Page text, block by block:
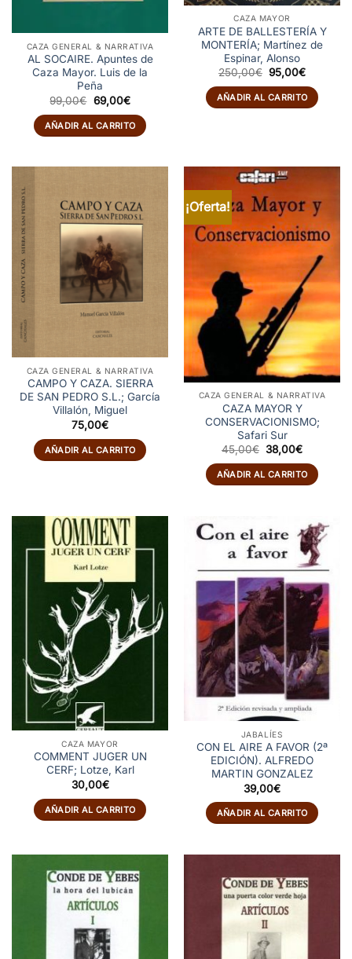
CAZA GENERAL & NARRATIVA
AL SOCAIRE. Apuntes de
Caza Mayor. Luis de la
Peña
99,00€ El
precio
original
era:
99,00€.
69,00€El
actual
es:
69,00€.
AÑADIR AL CARRITO
CAZA MAYOR
ARTE DE BALLESTERÍA Y
MONTERÍA; Martínez de
Espinar, Alonso
250,00€ El
precio
original
era:
250,00€.
95,00€El
actual
es:
95,00€.
AÑADIR AL CARRITO
CAZA GENERAL & NARRATIVA
CAMPO Y CAZA. SIERRA
DE SAN PEDRO S.L.; García
Villalón, Miguel
75,00€
AÑADIR AL CARRITO
¡Oferta!
CAZA GENERAL & NARRATIVA
CAZA MAYOR Y
CONSERVACIONISMO;
Safari Sur
45,00€ El
precio
original
era:
45,00€.
38,00€El
actual
es:
38,00€.
AÑADIR AL CARRITO
CAZA MAYOR
COMMENT JUGER UN
CERF; Lotze, Karl
30,00€
AÑADIR AL CARRITO
JABALÍES
CON EL AIRE A FAVOR (2ª
EDICIÓN). ALFREDO
MARTIN GONZALEZ
39,00€
AÑADIR AL CARRITO